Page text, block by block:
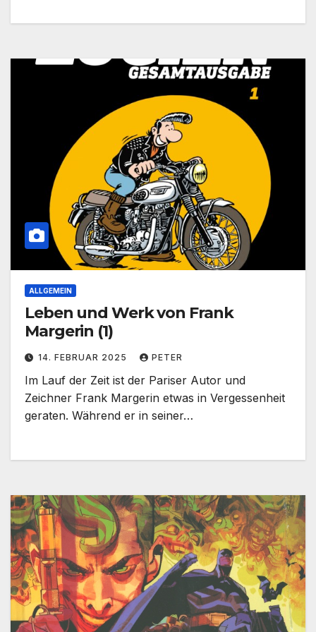
ALLGEMEIN
Leben und Werk von Frank
Margerin (1)
14. FEBRUAR 2025 PETER
Im Lauf der Zeit ist der Pariser Autor und
Zeichner Frank Margerin etwas in Vergessenheit
geraten. Während er in seiner…